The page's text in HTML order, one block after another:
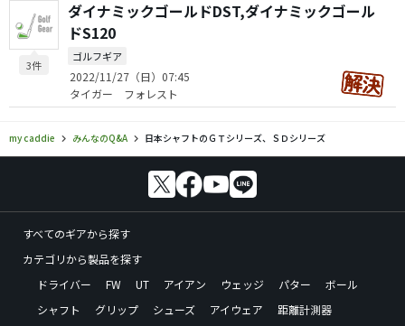
3件
ダイナミックゴールドDST,ダイナミックゴール
ドS120
ゴルフギア
2022/11/27（日）07:45
タイガー フォレスト
my caddie みんなのQ&A 日本シャフトのＧＴシリーズ、ＳＤシリーズ
すべてのギアから探す
カテゴリから製品を探す
ドライバー
FW UT アイアン ウェッジ パター
ボール
シャフト
グリップ シューズ アイウェア
距離計測器